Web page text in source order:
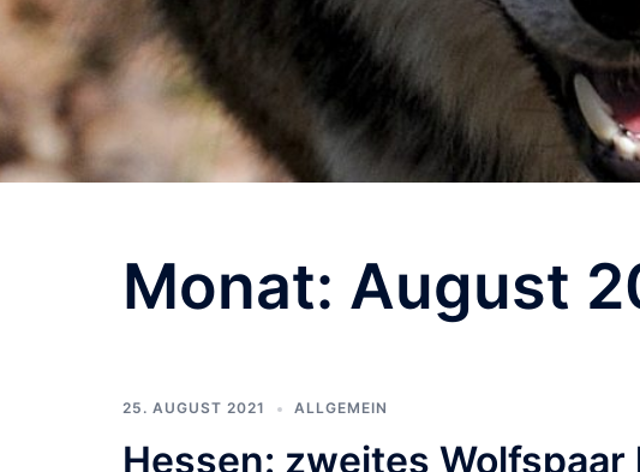
Monat: August
25. AUGUST 2021 ALLGEMEIN
Hessen: zweites